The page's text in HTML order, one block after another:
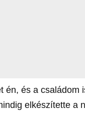
én, és a
elkészítette a